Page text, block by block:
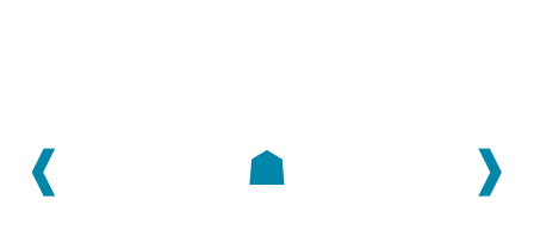
❰ ❱
☗